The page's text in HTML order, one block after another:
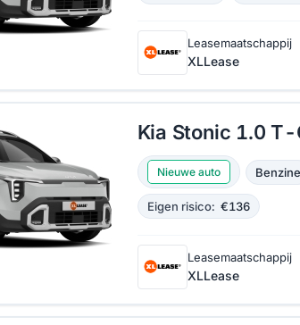
Leasemaatschappij
XLLease
Kia Stonic 1.0 T-
Nieuwe auto Benzine
Eigen risico: €136
Leasemaatschappij
XLLease